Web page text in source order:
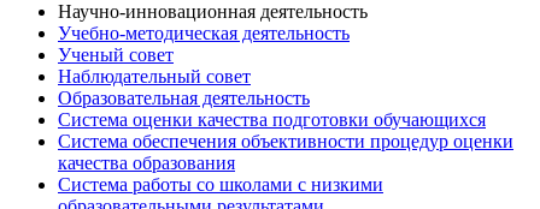
Научно-инновационная деятельность
Учебно-методическая деятельность
Ученый совет
Наблюдательный совет
Образовательная деятельность
Система оценки качества подготовки обучающихся
Система обеспечения объективности процедур оценки
качества образования
Система работы со школами с низкими